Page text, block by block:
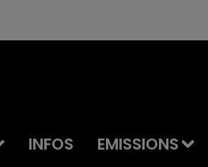
INFOS EMISSIONS